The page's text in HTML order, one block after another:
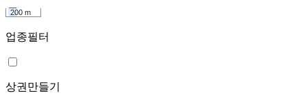
200 m
업종필터
상권만들기